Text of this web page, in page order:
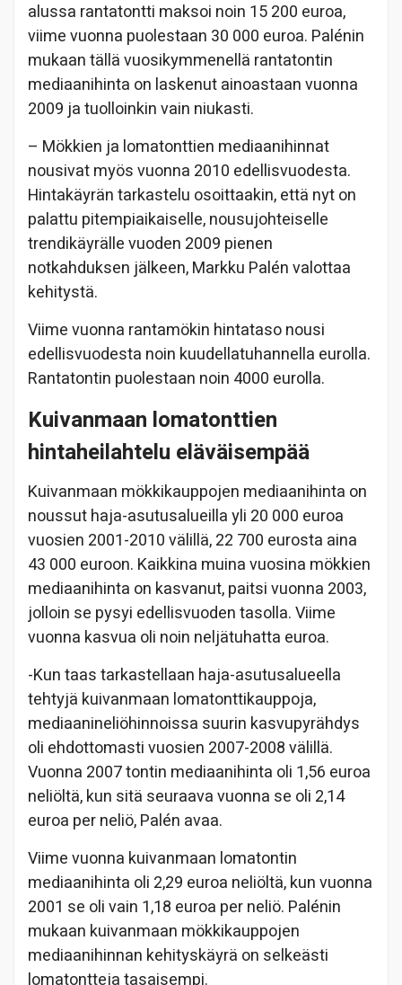
alussa rantatontti maksoi noin 15 200 euroa,
viime vuonna puolestaan 30 000 euroa. Palénin
mukaan tällä vuosikymmenellä rantatontin
mediaanihinta on laskenut ainoastaan vuonna
2009 ja tuolloinkin vain niukasti.
– Mökkien ja lomatonttien mediaanihinnat
nousivat myös vuonna 2010 edellisvuodesta.
Hintakäyrän tarkastelu osoittaakin, että nyt on
palattu pitempiaikaiselle, nousujohteiselle
trendikäyrälle vuoden 2009 pienen
notkahduksen jälkeen, Markku Palén valottaa
kehitystä.
Viime vuonna rantamökin hintataso nousi
edellisvuodesta noin kuudellatuhannella eurolla.
Rantatontin puolestaan noin 4000 eurolla.
Kuivanmaan lomatonttien
hintaheilahtelu eläväisempää
Kuivanmaan mökkikauppojen mediaanihinta on
noussut haja-asutusalueilla yli 20 000 euroa
vuosien 2001-2010 välillä, 22 700 eurosta aina
43 000 euroon. Kaikkina muina vuosina mökkien
mediaanihinta on kasvanut, paitsi vuonna 2003,
jolloin se pysyi edellisvuoden tasolla. Viime
vuonna kasvua oli noin neljätuhatta euroa.
-Kun taas tarkastellaan haja-asutusalueella
tehtyjä kuivanmaan lomatonttikauppoja,
mediaanineliöhinnoissa suurin kasvupyrähdys
oli ehdottomasti vuosien 2007-2008 välillä.
Vuonna 2007 tontin mediaanihinta oli 1,56 euroa
neliöltä, kun sitä seuraava vuonna se oli 2,14
euroa per neliö, Palén avaa.
Viime vuonna kuivanmaan lomatontin
mediaanihinta oli 2,29 euroa neliöltä, kun vuonna
2001 se oli vain 1,18 euroa per neliö. Palénin
mukaan kuivanmaan mökkikauppojen
mediaanihinnan kehityskäyrä on selkeästi
lomatontteja tasaisempi.